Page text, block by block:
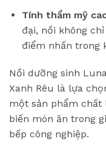
Tính thẩm mỹ
đại, nồi không
điểm nhấn trong
Nồi dưỡng sinh
Xanh Rêu là lựa
một sản phẩm chất
biến món ăn trong
bếp công nghiệp.